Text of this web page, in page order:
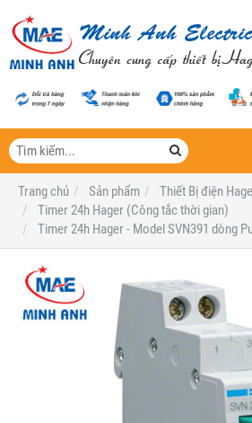
Trang chủ
Sản phẩm
Thiết Bị điện
Timer 24h Hager (Công tắc thời gian)
Timer 24h Hager - Model SVN391 dòng